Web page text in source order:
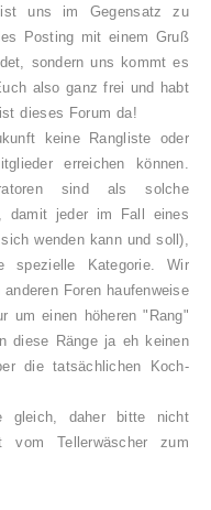
ist uns im Gegensatz zu
Posting mit einem Gruß
sondern uns kommt es
also ganz frei und habt
dieses Forum da!
keine Rangliste oder
erreichen können.
sind als solche
damit jeder im Fall eines
wenden kann und soll),
spezielle Kategorie. Wir
Foren haufenweise
um einen höheren "Rang"
diese Ränge ja eh keinen
die tatsächlichen Koch-
gleich, daher bitte nicht
Tellerwäscher zum